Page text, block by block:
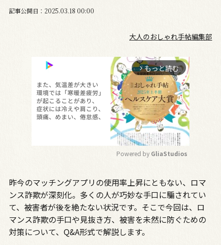
記事公開日 2025.03 18 00:00
大人のおしゃれ手帖編集部
arrow_forward_ios もっと読む
u
t
Powered by GliaStudios
昨今のマッチングアプリの使用率上昇にともない、ロマ
ンス詐欺が深刻化。多くの人が巧妙な手口に騙されてい
て、被害者が後を絶たない状況です。そこで今回は、ロ
マンス詐欺の手口や見抜き方、被害を未然に防ぐための
対策について、Q&A形式で解説します。